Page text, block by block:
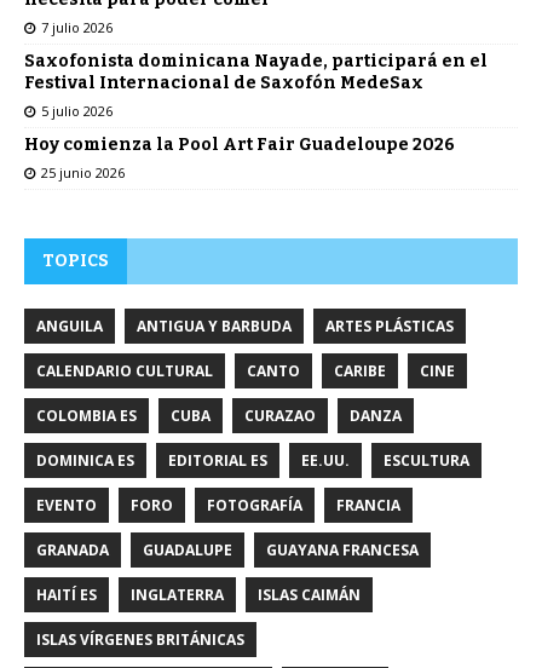
7 julio 2026
Saxofonista dominicana Nayade, participará en el
Festival Internacional de Saxofón MedeSax
5 julio 2026
Hoy comienza la Pool Art Fair Guadeloupe 2026
25 junio 2026
TOPICS
ANGUILA ANTIGUA Y BARBUDA ARTES PLÁSTICAS
CALENDARIO CULTURAL CANTO CARIBE CINE
COLOMBIA ES CUBA CURAZAO DANZA
DOMINICA ES EDITORIAL ES EE.UU. ESCULTURA
EVENTO FORO FOTOGRAFÍA FRANCIA
GRANADA GUADALUPE GUAYANA FRANCESA
HAITÍ ES INGLATERRA ISLAS CAIMÁN
ISLAS VÍRGENES BRITÁNICAS